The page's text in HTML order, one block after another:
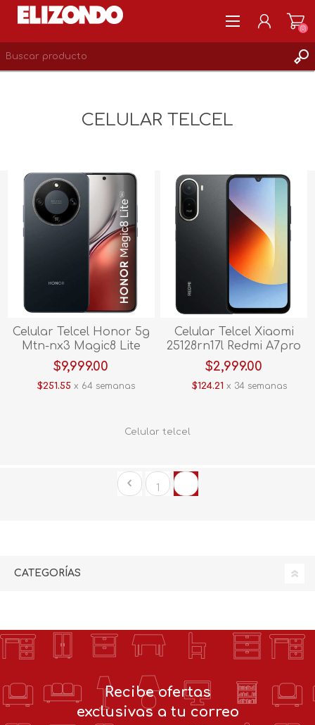
(0)
CELULAR TELCEL
Celular Telcel Honor 5g
Mtn-nx3 Magic8 Lite
512gb Negro
$9,999.00
$251.55 x 64 semanas
Celular Telcel Xiaomi
25128rn17l Redmi A7pro
128gb Negro
$2,999.00
$124.21 x 34 semanas
Celular telcel
1
CATEGORÍAS
Recibe ofertas
exclusivas a tu correo